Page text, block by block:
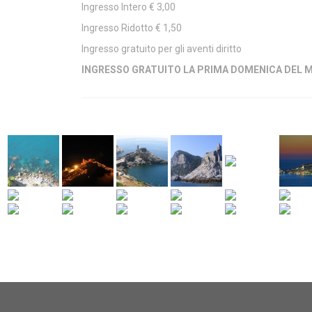
Ingresso Intero € 3,00
Ingresso Ridotto € 1,50
Ingresso gratuito per gli aventi diritto
INGRESSO GRATUITO LA PRIMA DOMENICA DEL